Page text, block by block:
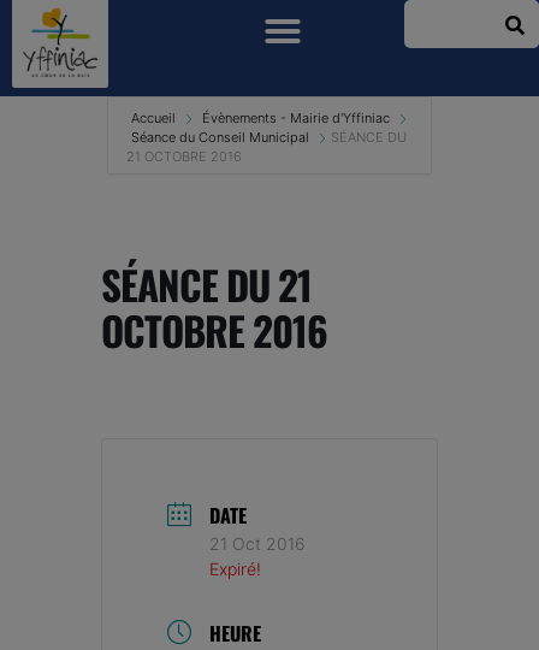
Accueil
Évènements - Mairie d'Yffiniac
Séance du Conseil Municipal
SÉANCE DU
21 OCTOBRE 2016
SÉANCE DU 21
OCTOBRE 2016
DATE
21 Oct 2016
Expiré!
HEURE